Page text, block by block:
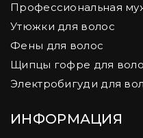
Профессиональная
Утюжки для волос
Фены для волос
Щипцы гофре для
Электробигуди для
ИНФОРМАЦИЯ